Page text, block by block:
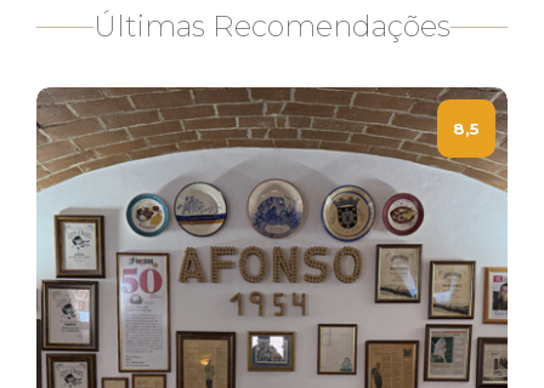
Últimas Recomendações
8,5